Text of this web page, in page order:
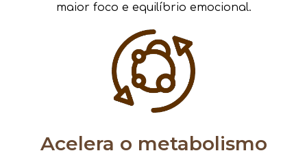
maior foco e equilíbrio emocional.
Acelera o metabolismo